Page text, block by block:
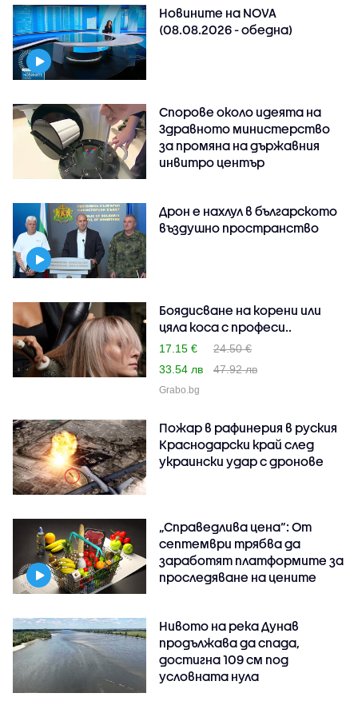
Новините на NOVA
(08.08.2026 - обедна)
Спорове около идеята на
Здравното министерство
за промяна на държавния
инвитро център
Дрон е нахлул в българското
въздушно пространство
Боядисване на корени или
цяла коса с професи..
17.15 €
24.50 €
33.54 лв
47.92 лв
Grabo.bg
Пожар в рафинерия в руския
Краснодарски край след
украински удар с дронове
„Справедлива цена“: От
септември трябва да
заработят платформите за
проследяване на цените
Нивото на река Дунав
продължава да спада,
достигна 109 см под
условната нула